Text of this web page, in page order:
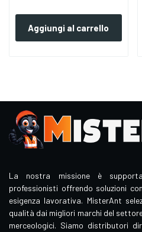
Aggiungi al carrello
La nostra missione è
professionisti offrendo soluzioni
esigenza lavorativa. MisterAnt
qualità dai migliori marchi del
merceologici. Siamo distributori